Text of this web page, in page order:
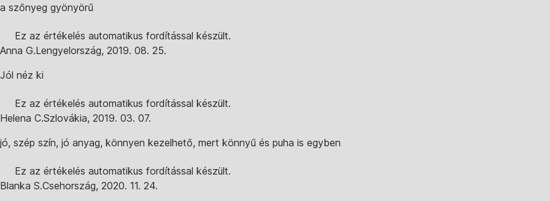
a szőnyeg gyönyörű
Ez az értékelés automatikus fordítással készült.
Anna G.Lengyelország, 2019. 08. 25.
Jól néz ki
Ez az értékelés automatikus fordítással készült.
Helena C.Szlovákia, 2019. 03. 07.
jó, szép szín, jó anyag, könnyen kezelhető, mert könnyű és puha is egyben
Ez az értékelés automatikus fordítással készült.
Blanka S.Csehország, 2020. 11. 24.